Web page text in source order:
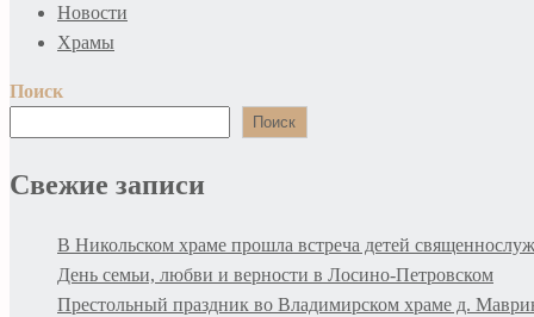
Новости
Храмы
Поиск
Поиск
Свежие записи
В Никольском храме прошла встреча детей
День семьи, любви и верности в Лосино-Петровском
Престольный праздник во Владимирском храме д.